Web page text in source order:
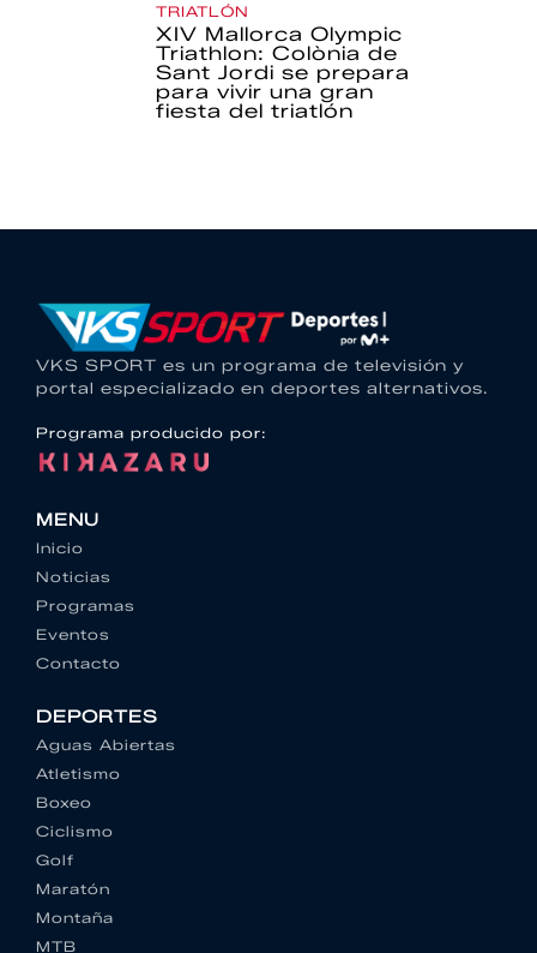
TRIATLÓN
XIV Mallorca Olympic
Triathlon: Colònia de
Sant Jordi se prepara
para vivir una gran
fiesta del triatlón
VKS SPORT es un programa de televisión y
portal especializado en deportes alternativos.
Programa producido por:
MENU
Inicio
Noticias
Programas
Eventos
Contacto
DEPORTES
Aguas Abiertas
Atletismo
Boxeo
Ciclismo
Golf
Maratón
Montaña
MTB